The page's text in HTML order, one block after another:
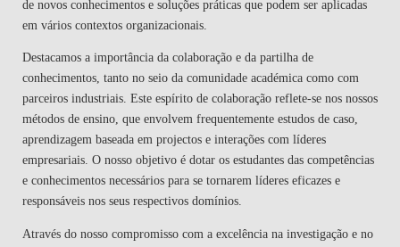
de novos conhecimentos e soluções práticas que podem ser aplicadas
em vários contextos organizacionais.
Destacamos a importância da colaboração e da partilha de
conhecimentos, tanto no seio da comunidade académica como com
parceiros industriais. Este espírito de colaboração reflete-se nos nossos
métodos de ensino, que envolvem frequentemente estudos de caso,
aprendizagem baseada em projectos e interações com líderes
empresariais. O nosso objetivo é dotar os estudantes das competências
e conhecimentos necessários para se tornarem líderes eficazes e
responsáveis nos seus respectivos domínios.
Através do nosso compromisso com a excelência na investigação e no